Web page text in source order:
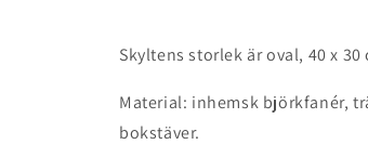
Skyltens storlek är oval, 40 x 30
Material: inhemsk björkfanér,
bokstäver.